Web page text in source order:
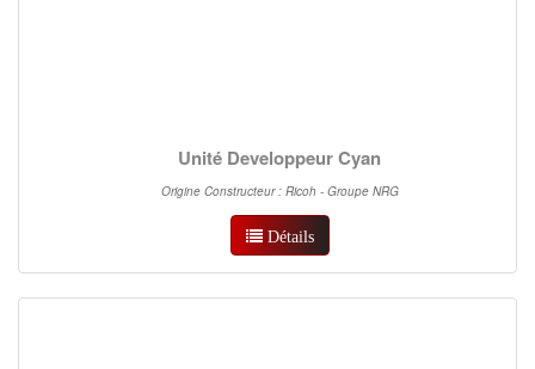
Unité Developpeur Cyan
Origine Constructeur : Ricoh - Groupe NRG
Détails